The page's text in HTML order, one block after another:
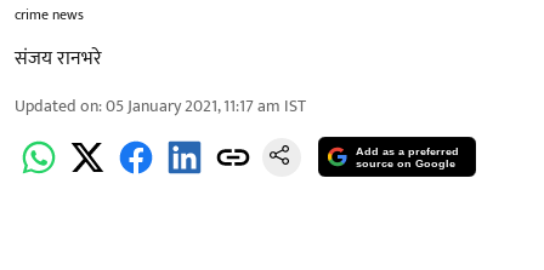
crime news
संजय रानभरे
Updated on:05 January 2021, 11:17 am IST
Add as a preferred
source on Google